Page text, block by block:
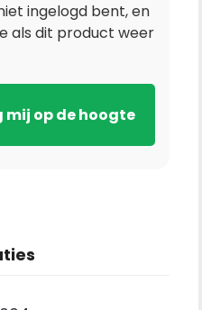
ingelogd bent, en
als dit product weer